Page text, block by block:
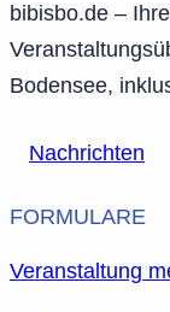
bibisbo.de –
Bodensee,
Nachrichten
FORMULARE
Veranstaltung